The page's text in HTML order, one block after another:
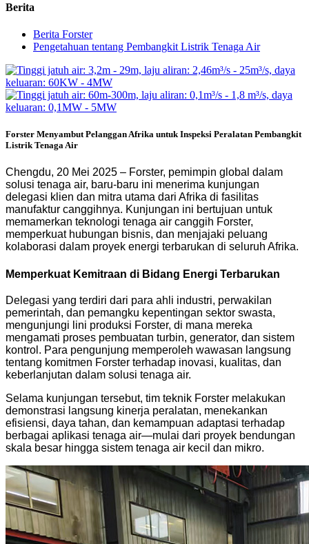
Berita
Berita Forster
Pengetahuan tentang Pembangkit Listrik Tenaga Air
Forster Menyambut Pelanggan Afrika untuk Inspeksi Peralatan Pembangkit
Listrik Tenaga Air
Chengdu, 20 Mei 2025 – Forster, pemimpin global dalam
solusi tenaga air, baru-baru ini menerima kunjungan
delegasi klien dan mitra utama dari Afrika di fasilitas
manufaktur canggihnya. Kunjungan ini bertujuan untuk
memamerkan teknologi tenaga air canggih Forster,
memperkuat hubungan bisnis, dan menjajaki peluang
kolaborasi dalam proyek energi terbarukan di seluruh Afrika.
Memperkuat Kemitraan di Bidang Energi Terbarukan
Delegasi yang terdiri dari para ahli industri, perwakilan
pemerintah, dan pemangku kepentingan sektor swasta,
mengunjungi lini produksi Forster, di mana mereka
mengamati proses pembuatan turbin, generator, dan sistem
kontrol. Para pengunjung memperoleh wawasan langsung
tentang komitmen Forster terhadap inovasi, kualitas, dan
keberlanjutan dalam solusi tenaga air.
Selama kunjungan tersebut, tim teknik Forster melakukan
demonstrasi langsung kinerja peralatan, menekankan
efisiensi, daya tahan, dan kemampuan adaptasi terhadap
berbagai aplikasi tenaga air—mulai dari proyek bendungan
skala besar hingga sistem tenaga air kecil dan mikro.